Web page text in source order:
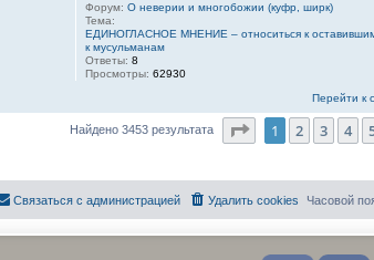
Форум:О неверии и многобожии (куфр, ширк)
Тема:
ЕДИНОГЛАСНОЕ МНЕНИЕ – относиться к оставившим
к мусульманам
Ответы:8
Просмотры:62930
Перейти к
Найдено 3453 результата Страница1 из
1 2 3 4
Часовой
Удалить cookies
Связаться с администрацией